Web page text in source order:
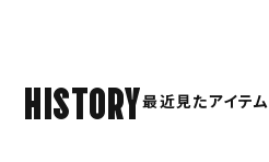
HISTORY最近見たアイテム